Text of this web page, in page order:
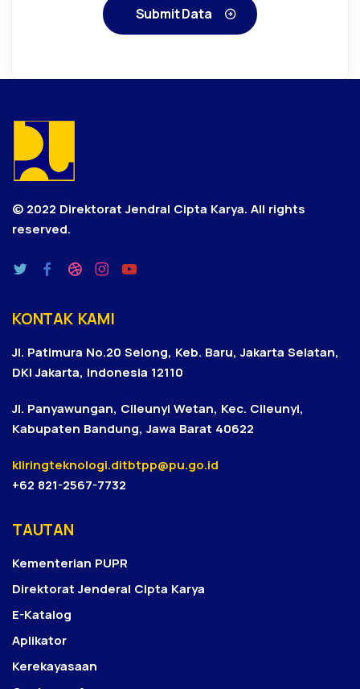
Submit Data
© 2022 Direktorat Jendral Cipta Karya. All rights
reserved.
KONTAK KAMI
Jl. Patimura No.20 Selong, Keb. Baru, Jakarta Selatan,
DKI Jakarta, Indonesia 12110
Jl. Panyawungan, Cileunyi Wetan, Kec. Cileunyi,
Kabupaten Bandung, Jawa Barat 40622
kliringteknologi.ditbtpp@pu.go.id
+62 821-2567-7732
TAUTAN
Kementerian PUPR
Direktorat Jenderal Cipta Karya
E-Katalog
Aplikator
Kerekayasaan